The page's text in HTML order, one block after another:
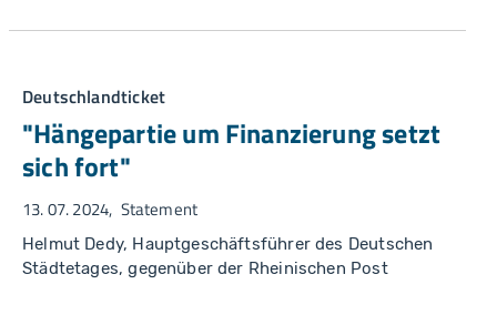
Deutschlandticket
"Hängepartie um Finanzierung setzt
sich fort"
13. 07. 2024 Statement
Helmut Dedy, Hauptgeschäftsführer des Deutschen
Städtetages, gegenüber der Rheinischen Post